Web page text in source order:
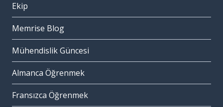
Ekip
Memrise Blog
Mühendislik Güncesi
Almanca Öğrenmek
Fransızca Öğrenmek